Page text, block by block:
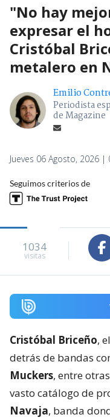
"No hay
expresar el
Cristóbal
metalero en
Emilio
Periodista
de Magazine
Jueves 06 Agosto, 2026 |
Seguimos criterios de
1034
visitas
Cristóbal Briceño,
detrás de bandas
Muckers, entre
vasto catálogo de
Navaja, banda